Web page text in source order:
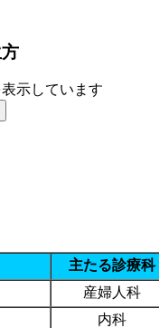
表示しています
主たる診療科
産婦人科
内科